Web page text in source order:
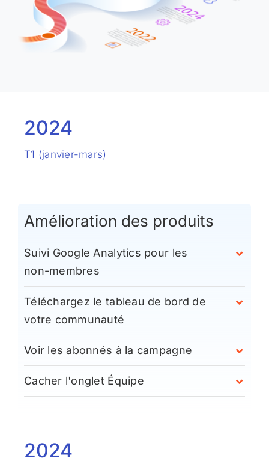
2024
T1 (janvier-mars)
Amélioration des produits
Suivi Google Analytics pour les
non-membres
Téléchargez le tableau de bord de
votre communauté
Voir les abonnés à la campagne
Cacher l'onglet Équipe
2024